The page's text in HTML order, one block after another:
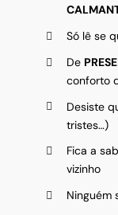
Só lê se
De
conforto
Desiste
tristes…)
Fica a
vizinho
Ninguém